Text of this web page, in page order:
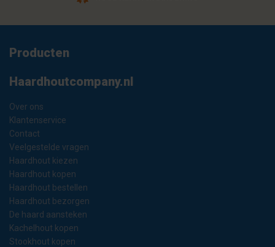
Producten
Haardhoutcompany.nl
Over ons
Klantenservice
Contact
Veelgestelde vragen
Haardhout kiezen
Haardhout kopen
Haardhout bestellen
Haardhout bezorgen
De haard aansteken
Kachelhout kopen
Stookhout kopen